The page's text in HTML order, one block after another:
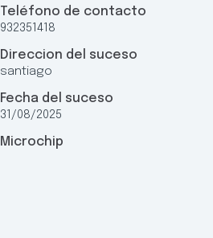
Teléfono de contacto
932351418
Direccion del suceso
santiago
Fecha del suceso
31/08/2025
Microchip